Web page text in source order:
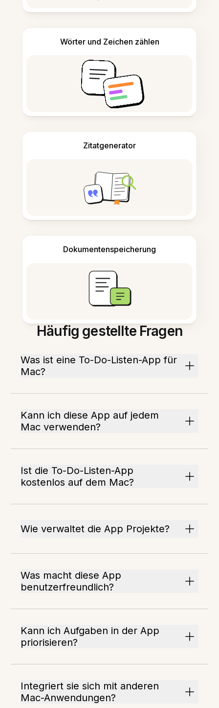
Wörter und Zeichen zählen
Zitatgenerator
Dokumentenspeicherung
Häufig gestellte Fragen
Was ist eine To-Do-Listen-App für
Mac?
Kann ich diese App auf jedem
Mac verwenden?
Ist die To-Do-Listen-App
kostenlos auf dem Mac?
Wie verwaltet die App Projekte?
Was macht diese App
benutzerfreundlich?
Kann ich Aufgaben in der App
priorisieren?
Integriert sie sich mit anderen
Mac-Anwendungen?